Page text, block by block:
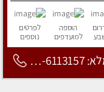
הוספה
למועדפים
לפרטים
נוספים
שם מלא: 053-6113157